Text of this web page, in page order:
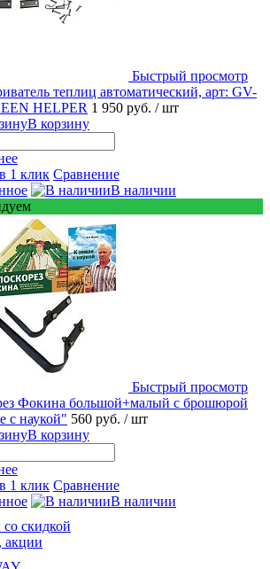
Быстрый просмотр
теплиц автоматический, арт: GV-
HELPER 1 950 руб. / шт
В корзину
1 клик Сравнение
В наличии
Быстрый просмотр
Фокина большой+малый с брошюрой
с наукой" 560 руб. / шт
В корзину
1 клик Сравнение
В наличии
скидкой
акции